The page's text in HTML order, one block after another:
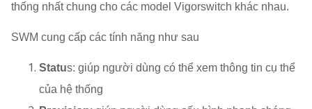
thống nhất chung cho các model Vigorswitch khác nhau.
SWM cung cấp các tính năng như sau
Status: giúp người dùng có thể xem thông tin cụ thể
của hệ thống